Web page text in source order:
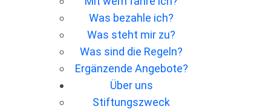
Was bezahle ich?
Was steht mir zu?
Was sind die Regeln?
Ergänzende Angebote?
Über uns
Stiftungszweck